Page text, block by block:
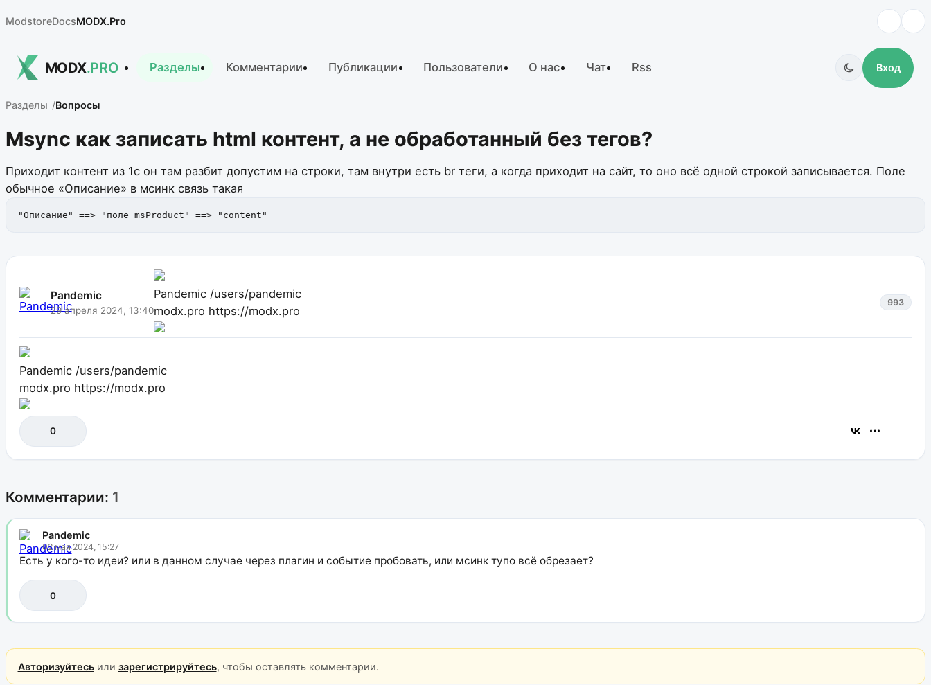
ModstoreDocsMODX.Pro
MODX.PRO Разделы Комментарии Публикации Пользователи О нас Чат Rss Вход
Разделы Вопросы
Msync как записать html контент, а не обработанный без тегов?
Приходит контент из 1с он там разбит допустим на строки, там внутри есть br теги, а когда приходит на сайт, то оно всё одной строкой записывается. Поле
обычное «Описание» в мсинк связь такая
"Описание" ==> "поле msProduct" ==> "content"
Pandemic
29 апреля 2024, 13:40
Pandemic /users/pandemic
modx.pro https://modx.pro
993
Pandemic /users/pandemic
modx.pro https://modx.pro
0
Комментарии: 1
Pandemic
02 мая 2024, 15:27
Есть у кого-то идеи? или в данном случае через плагин и событие пробовать, или мсинк тупо всё обрезает?
0
Авторизуйтесьили зарегистрируйтесь, чтобы оставлять комментарии.